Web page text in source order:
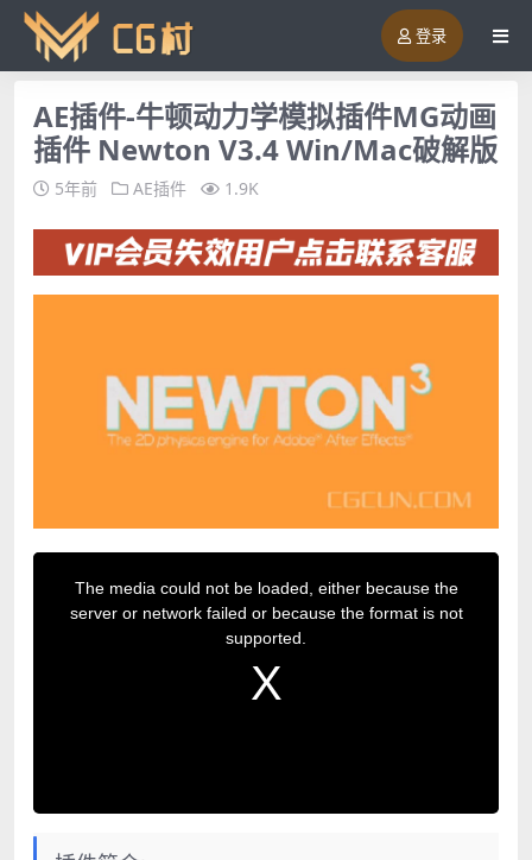
登录
AE插件-牛顿动力学模拟插件MG动画
插件 Newton V3.4 Win/Mac破解版
5年前 AE插件 1.9K
i
The media could not be loaded, either because the
server or network failed or because the format is not
supported.